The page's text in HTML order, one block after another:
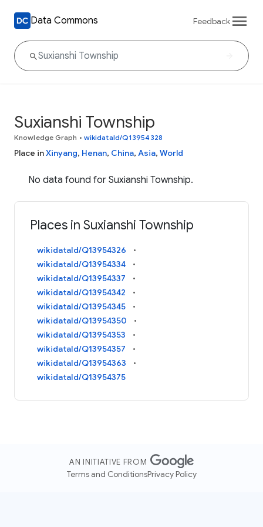
Data Commons Feedback
Suxianshi Township
Knowledge Graph • wikidataId/Q13954328
Place inXinyang, Henan, China, Asia, World
No data found for Suxianshi Township.
Places in Suxianshi Township
wikidataId/Q13954326
wikidataId/Q13954334
wikidataId/Q13954337
wikidataId/Q13954342
wikidataId/Q13954345
wikidataId/Q13954350
wikidataId/Q13954353
wikidataId/Q13954357
wikidataId/Q13954363
wikidataId/Q13954375
AN INITIATIVE FROM
Terms and ConditionsPrivacy Policy